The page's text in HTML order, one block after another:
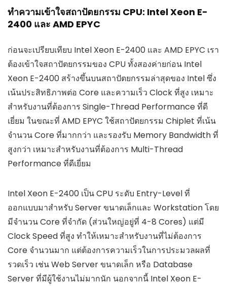
ทำความเข้าใจสถาปัตยกรรม CPU: Intel Xeon E-
2400 และ AMD EPYC
ก่อนจะเปรียบเทียบ Intel Xeon E-2400 และ AMD EPYC เรา
ต้องเข้าใจสถาปัตยกรรมของ CPU ทั้งสองค่ายก่อน Intel
Xeon E-2400 สร้างขึ้นบนสถาปัตยกรรมล่าสุดของ Intel ซึ่ง
เน้นประสิทธิภาพต่อ Core และความเร็ว Clock ที่สูง เหมาะ
สำหรับงานที่ต้องการ Single-Thread Performance ที่ดี
เยี่ยม ในขณะที่ AMD EPYC ใช้สถาปัตยกรรม Chiplet ที่เน้น
จำนวน Core ที่มากกว่า และรองรับ Memory Bandwidth ที่
สูงกว่า เหมาะสำหรับงานที่ต้องการ Multi-Thread
Performance ที่ดีเยี่ยม
Intel Xeon E-2400 เป็น CPU ระดับ Entry-Level ที่
ออกแบบมาสำหรับ Server ขนาดเล็กและ Workstation โดย
มีจำนวน Core ที่จำกัด (ส่วนใหญ่อยู่ที่ 4-8 Cores) แต่มี
Clock Speed ที่สูง ทำให้เหมาะสำหรับงานที่ไม่ต้องการ
Core จำนวนมาก แต่ต้องการความเร็วในการประมวลผลที่
รวดเร็ว เช่น Web Server ขนาดเล็ก หรือ Database
Server ที่มีผู้ใช้งานไม่มากนัก นอกจากนี้ Intel Xeon E-